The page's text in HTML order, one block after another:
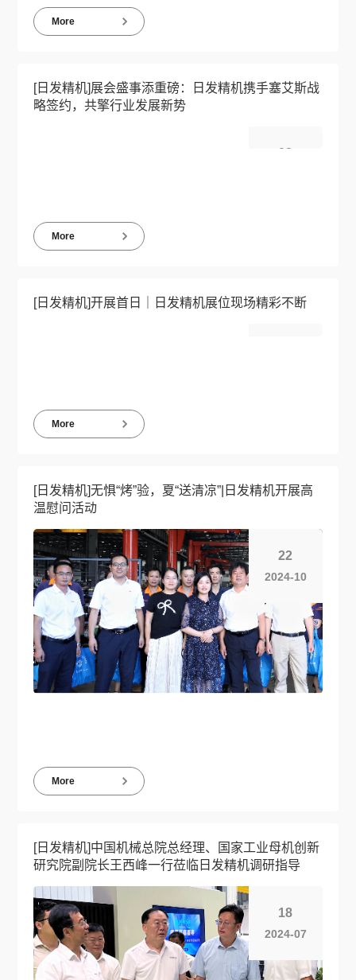
More
[日发精机]展会盛事添重磅：日发精机携手塞艾斯战
略签约，共擎行业发展新势
02
More
[日发精机]开展首日｜日发精机展位现场精彩不断
More
[日发精机]无惧“烤”验，夏“送清凉”|日发精机开展高
温慰问活动
22
2024-10
More
[日发精机]中国机械总院总经理、国家工业母机创新
研究院副院长王西峰一行莅临日发精机调研指导
18
2024-07